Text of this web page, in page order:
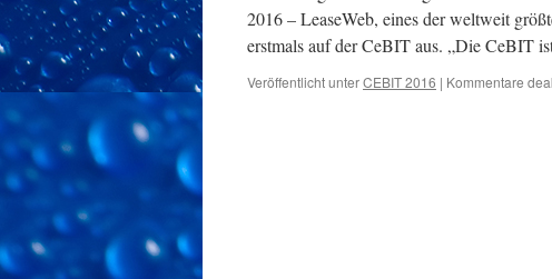
2016 – LeaseWeb, eines der weltweit
erstmals auf der CeBIT aus. „Die CeBIT
Veröffentlicht unterCEBIT 2016 | Kommentare